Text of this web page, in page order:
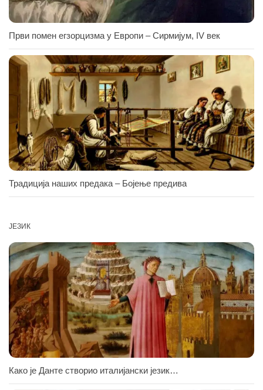
Први помен егзорцизма у Европи – Сирмијум, IV век
Традиција наших предака – Бојење предива
ЈЕЗИК
Како је Данте створио италијански језик…